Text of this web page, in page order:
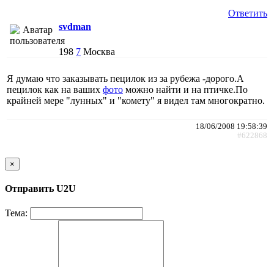
Ответить
svdman
198 7 Москва
Я думаю что заказывать пецилок из за рубежа -дорого.А
пецилок как на ваших фото можно найти и на птичке.По
крайней мере "лунных" и "комету" я видел там многократно.
18/06/2008 19:58:39
#622868
×
Отправить U2U
Тема: